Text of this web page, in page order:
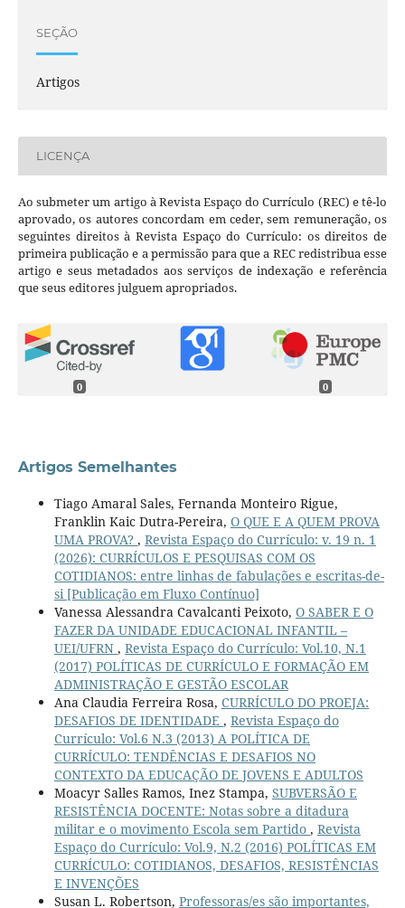
SEÇÃO
Artigos
LICENÇA
Ao submeter um artigo à Revista Espaço do Currículo (REC) e tê-lo
aprovado, os autores concordam em ceder, sem remuneração, os
seguintes direitos à Revista Espaço do Currículo: os direitos de
primeira publicação e a permissão para que a REC redistribua esse
artigo e seus metadados aos serviços de indexação e referência
que seus editores julguem apropriados.
0 0
Artigos Semelhantes
Tiago Amaral Sales, Fernanda Monteiro Rigue,
Franklin Kaic Dutra-Pereira, O QUE E A QUEM PROVA
UMA PROVA? , Revista Espaço do Currículo: v. 19 n. 1
(2026): CURRÍCULOS E PESQUISAS COM OS
COTIDIANOS: entre linhas de fabulações e escritas-de-
si [Publicação em Fluxo Contínuo]
Vanessa Alessandra Cavalcanti Peixoto, O SABER E O
FAZER DA UNIDADE EDUCACIONAL INFANTIL –
UEI/UFRN , Revista Espaço do Currículo: Vol.10, N.1
(2017) POLÍTICAS DE CURRÍCULO E FORMAÇÃO EM
ADMINISTRAÇÃO E GESTÃO ESCOLAR
Ana Claudia Ferreira Rosa, CURRÍCULO DO PROEJA:
DESAFIOS DE IDENTIDADE , Revista Espaço do
Currículo: Vol.6 N.3 (2013) A POLÍTICA DE
CURRÍCULO: TENDÊNCIAS E DESAFIOS NO
CONTEXTO DA EDUCAÇÃO DE JOVENS E ADULTOS
Moacyr Salles Ramos, Inez Stampa, SUBVERSÃO E
RESISTÊNCIA DOCENTE: Notas sobre a ditadura
militar e o movimento Escola sem Partido , Revista
Espaço do Currículo: Vol.9, N.2 (2016) POLÍTICAS EM
CURRÍCULO: COTIDIANOS, DESAFIOS, RESISTÊNCIAS
E INVENÇÕES
Susan L. Robertson, Professoras/es são importantes,